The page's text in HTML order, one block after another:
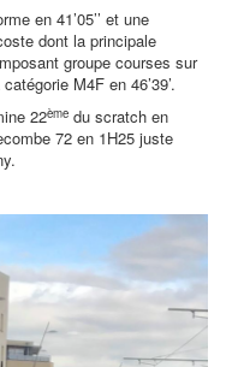
en 41’05’’ et une
dont la principale
groupe courses sur
M4F en 46’39’.
22ème du scratch en
72 en 1H25 juste